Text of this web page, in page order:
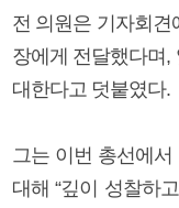
전 의원은 기자회견
장에게 전달했다며,
대한다고 덧붙였다.
그는 이번 총선에
대해 “깊이 성찰하